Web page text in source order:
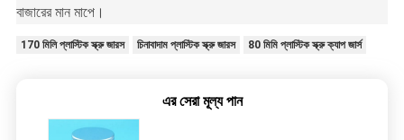
বাজারের মান মাপে।
170 মিলি প্লাস্টিক স্ক্রু জারস চিনাবাদাম প্লাস্টিক স্ক্রু জারস 80 মিমি প্লাস্টিক স্ক্রু ক্যাপ জার্স
এর সেরা মূল্য পান